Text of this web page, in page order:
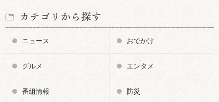
カテゴリから探す
ニュース おでかけ
グルメ エンタメ
番組情報 防災